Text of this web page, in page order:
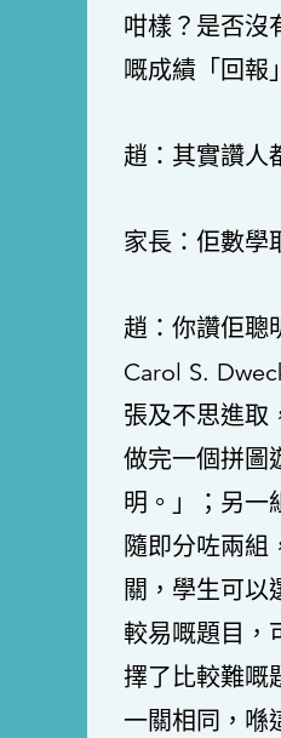
咁樣？是否沒
嘅成績「回報
趙：其實讚人
家長：佢數學
趙：你讚佢聰
Carol S.
張及不思進取
做完一個拼圖
明。」；另一
隨即分咗兩組
關，學生可以
較易嘅題目，
擇了比較難嘅
一關相同，喺